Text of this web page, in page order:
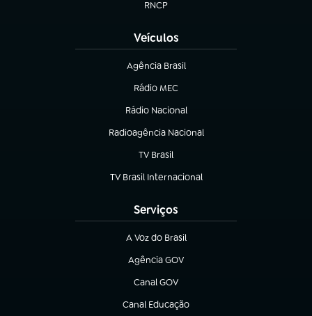
RNCP
(abre em nova aba)
Veículos
Agência Brasil
(abre em nova aba)
Rádio MEC
(abre em nova aba)
Rádio Nacional
Radioagência Nacional
(abre em nova aba)
TV Brasil
(abre em nova aba)
TV Brasil Internacional
(abre em nova aba)
Serviços
A Voz do Brasil
(abre em nova aba)
Agência GOV
(abre em nova aba)
Canal GOV
(abre em nova aba)
Canal Educação
(abre em nova aba)